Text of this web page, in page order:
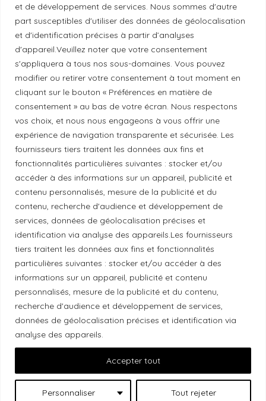
et de développement de services. Nous sommes d'autre
part susceptibles d'utiliser des données de géolocalisation
et d'identification précises à partir d’analyses
d'appareil.Veuillez noter que votre consentement
s'appliquera à tous nos sous-domaines. Vous pouvez
modifier ou retirer votre consentement à tout moment en
cliquant sur le bouton « Préférences en matière de
consentement » au bas de votre écran. Nous respectons
vos choix, et nous nous engageons à vous offrir une
expérience de navigation transparente et sécurisée. Les
fournisseurs tiers traitent les données aux fins et
fonctionnalités particulières suivantes : stocker et/ou
accéder à des informations sur un appareil, publicité et
contenu personnalisés, mesure de la publicité et du
contenu, recherche d'audience et développement de
services, données de géolocalisation précises et
identification via analyse des appareils.Les fournisseurs
tiers traitent les données aux fins et fonctionnalités
particulières suivantes : stocker et/ou accéder à des
informations sur un appareil, publicité et contenu
personnalisés, mesure de la publicité et du contenu,
recherche d'audience et développement de services,
données de géolocalisation précises et identification via
analyse des appareils.
Personnaliser Tout rejeter
Accepter tout
Principes de publication
Politique de correction
Politique de diversité
Politique éthique
Reconnaissance du territoire
Local Market, marque portée par la société Les
Chats Gourmets Ltd. tient à souligner que ses
installations, situées au 511 Lacolle Way (Ottawa-
Orléans), se trouvent sur le territoire traditionnel non
cédé du peuple algonquin anichinabé. Nous
reconnaissons et remercions les peuples
autochtones qui sont les gardiens historiques et
actuels de ces terres.